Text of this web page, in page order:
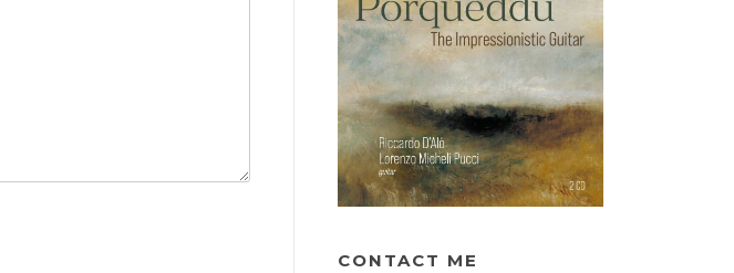
CONTACT ME